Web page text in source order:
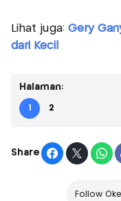
Lihat juga: Gery
dari Kecil
Halaman:
1 2
Share
Follow